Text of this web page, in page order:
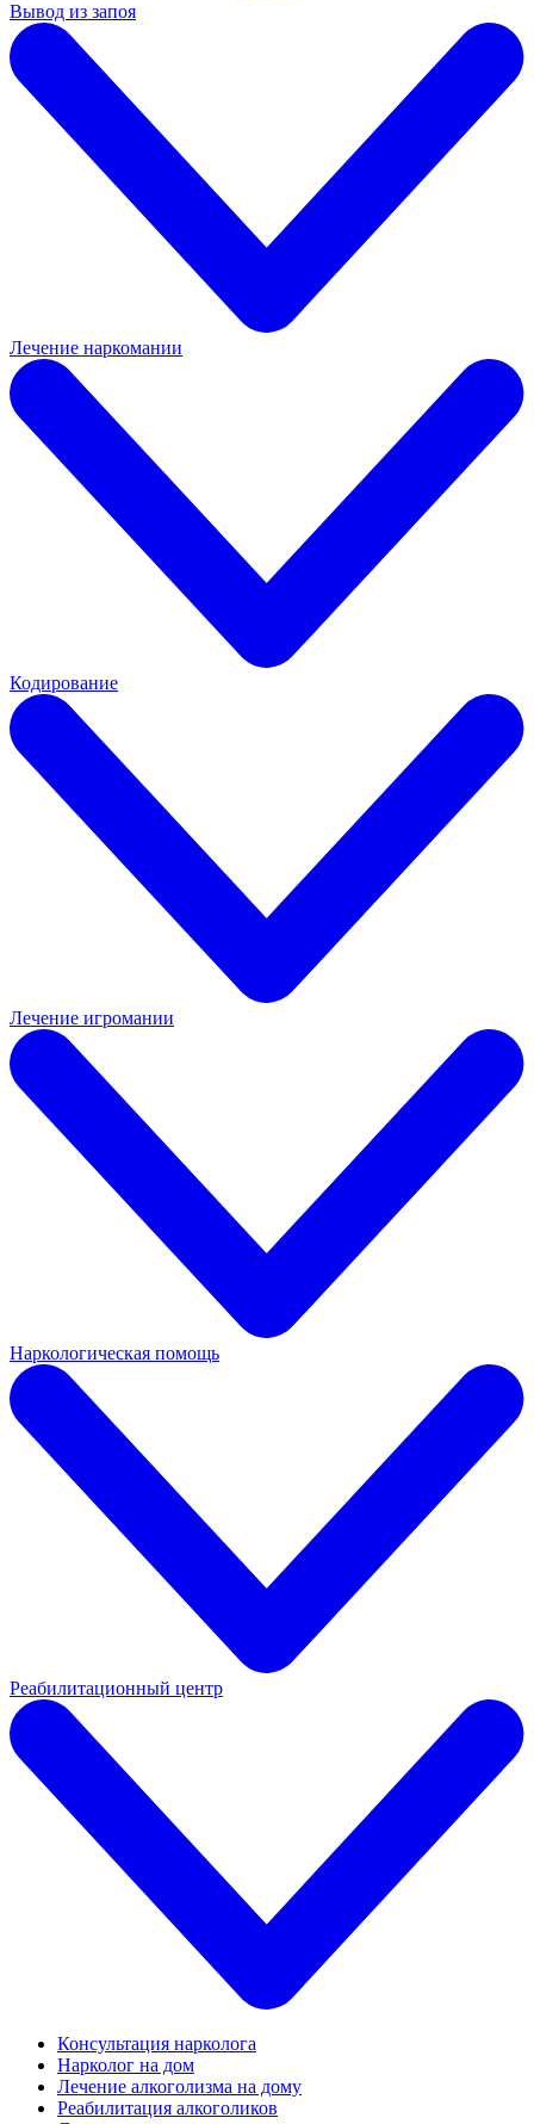
Вывод из запоя
Лечение наркомании
Кодирование
Лечение игромании
Наркологическая помощь
Реабилитационный центр
Консультация нарколога
Нарколог на дом
Лечение алкоголизма на дому
Реабилитация алкоголиков